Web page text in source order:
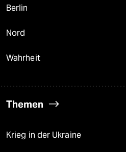
Berlin
Nord
Wahrheit
Themen
Krieg in der Ukraine